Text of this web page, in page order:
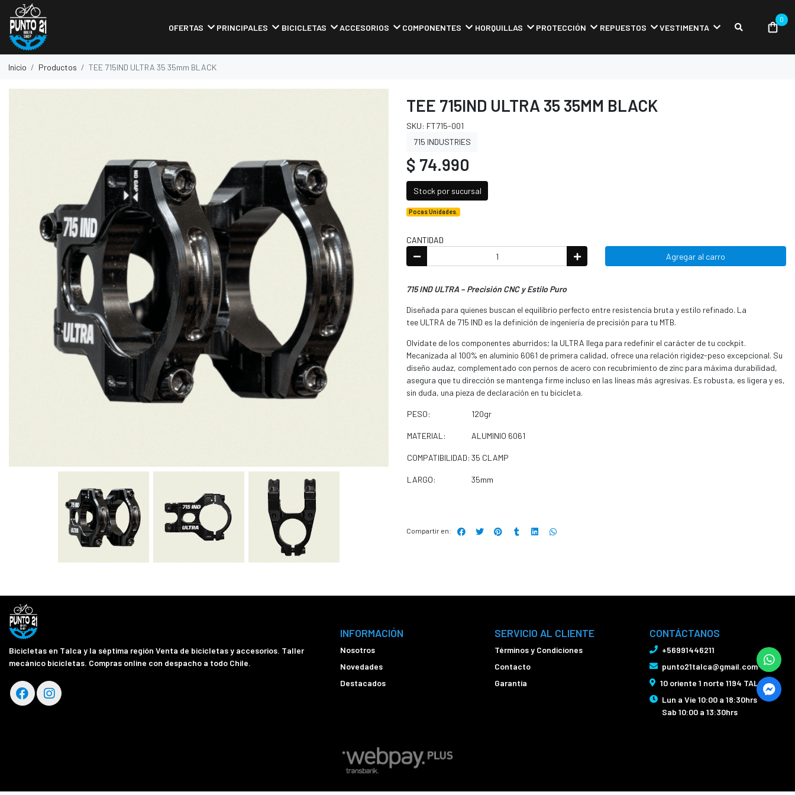
OFERTAS PRINCIPALES BICICLETAS ACCESORIOS COMPONENTES HORQUILLAS PROTECCIÓN REPUESTOS VESTIMENTA
0
Inicio Productos TEE 715IND ULTRA 35 35mm BLACK
TEE 715IND ULTRA 35 35MM BLACK
SKU: FT715-001
715 INDUSTRIES
$ 74.990
Stock por sucursal
Pocas Unidades.
CANTIDAD
Agregar al carro
715 IND ULTRA – Precisión CNC y Estilo Puro
Diseñada para quienes buscan el equilibrio perfecto entre resistencia bruta y estilo refinado. La
tee ULTRA de 715 IND es la definición de ingeniería de precisión para tu MTB.
Olvídate de los componentes aburridos; la ULTRA llega para redefinir el carácter de tu cockpit.
Mecanizada al 100% en aluminio 6061 de primera calidad, ofrece una relación rigidez-peso excepcional. Su
diseño audaz, complementado con pernos de acero con recubrimiento de zinc para máxima durabilidad,
asegura que tu dirección se mantenga firme incluso en las líneas más agresivas. Es robusta, es ligera y es,
sin duda, una pieza de declaración en tu bicicleta.
PESO: 120gr
MATERIAL: ALUMINIO 6061
COMPATIBILIDAD: 35 CLAMP
LARGO: 35mm
Compartir en:
Bicicletas en Talca y la séptima región Venta de bicicletas y accesorios. Taller
mecánico bicicletas. Compras online con despacho a todo Chile.
INFORMACIÓN
Nosotros
Novedades
Destacados
SERVICIO AL CLIENTE
Términos y Condiciones
Contacto
Garantía
CONTÁCTANOS
+56991446211
punto21talca@gmail.com
10 oriente 1 norte 1194 TALCA
Lun a Vie 10:00 a 18:30hrs
Sab 10:00 a 13:30hrs